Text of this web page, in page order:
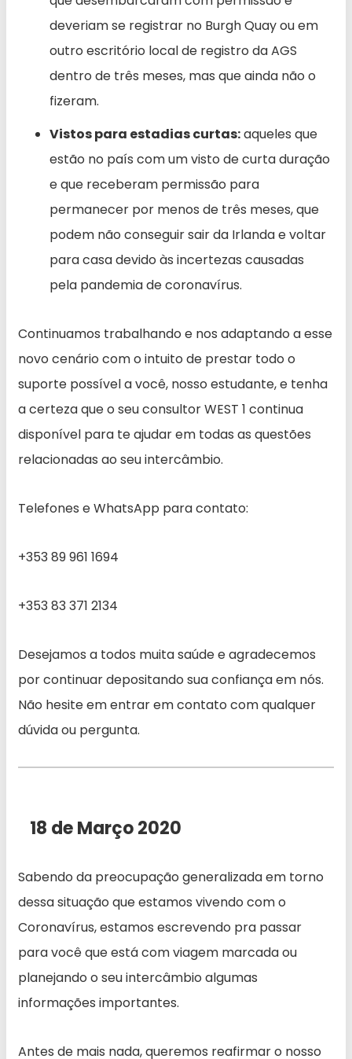
deveriam se registrar no Burgh Quay ou em
outro escritório local de registro da AGS
dentro de três meses, mas que ainda não o
fizeram.
Vistos para estadias curtas:aqueles que
estão no país com um visto de curta duração
e que receberam permissão para
permanecer por menos de três meses, que
podem não conseguir sair da Irlanda e voltar
para casa devido às incertezas causadas
pela pandemia de coronavírus.
Continuamos trabalhando e nos adaptando a esse
novo cenário com o intuito de prestar todo o
suporte possível a você, nosso estudante, e tenha
a certeza que o seu consultor WEST 1 continua
disponível para te ajudar em todas as questões
relacionadas ao seu intercâmbio.
Telefones e WhatsApp para contato:
+353 89 961 1694
+353 83 371 2134
Desejamos a todos muita saúde e agradecemos
por continuar depositando sua confiança em nós.
Não hesite em entrar em contato com qualquer
dúvida ou pergunta.
18 de Março 2020
Sabendo da preocupação generalizada em torno
dessa situação que estamos vivendo com o
Coronavírus, estamos escrevendo pra passar
para você que está com viagem marcada ou
planejando o seu intercâmbio algumas
informações importantes.
Antes de mais nada, queremos reafirmar o nosso